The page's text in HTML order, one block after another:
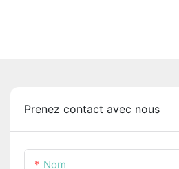
Prenez contact avec nous
Nom